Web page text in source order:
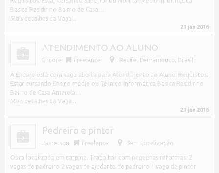
Basica Residir no Bairro de Casa…
Mais detalhes da Vaga...
21 jan 2016
ATENDIMENTO AO ALUNO
Encore Freelance Recife, Pernambuco, Brasil
A Encore está com vaga aberta para Atendimento ao Aluno: Requisitos:
Estar cursando Ensino médio ou Técnico Informática Basica Residir no
Bairro de Casa Amarela…
Mais detalhes da Vaga...
21 jan 2016
Pedreiro e pintor
Jamerson Freelance Sem Localização
Obra localizada em carpina. Trabalhar com pequenas reformas. 2
vagas de pedreiro 2 vagas de ajudante de pedreiro 1 vaga de pintor